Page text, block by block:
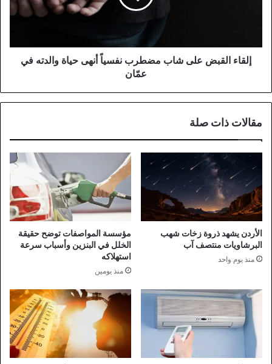
والدته
إلقاء القبض على شاب مضطرب نفسياً أنهى حياة والدته في
عمّان
مقالات ذات صلة
الأردن يشهد ذروة زخات شهب
البرشاويات منتصف آب
منذ يوم واحد
مؤسسة المواصفات توضح حقيقة
الخلل في البنزين وأسباب سرعة
استهلاكه
منذ يومين